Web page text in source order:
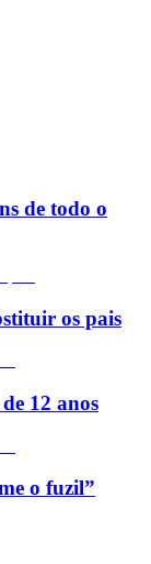
de todo o
os pais
12 anos
o fuzil”